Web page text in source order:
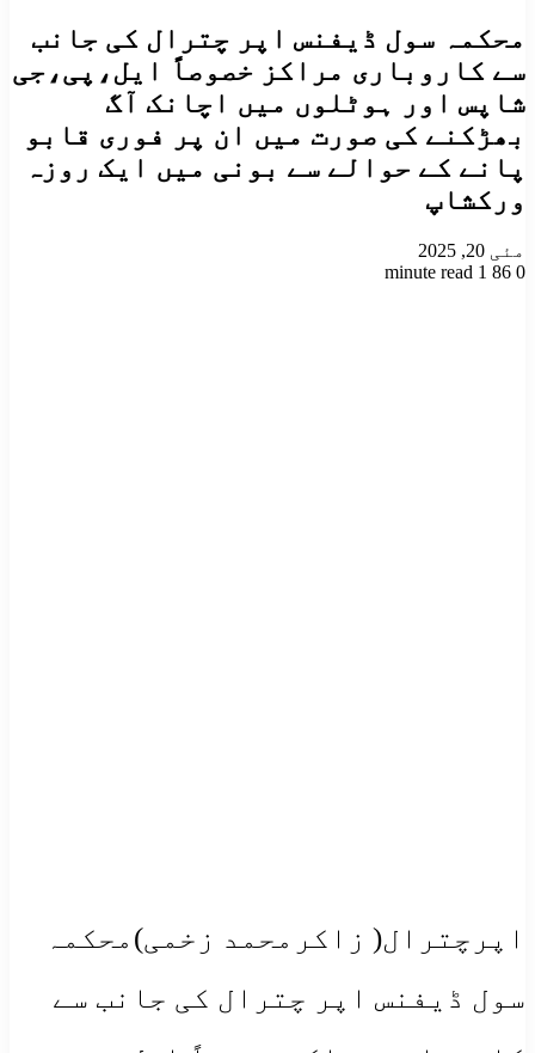
محکمہ سول ڈیفنس اپر چترال کی جانب
سے کاروباری مراکز خصوصاً ایل،پی،جی
شاپس اور ہوٹلوں میں اچانک آگ
بھڑکنے کی صورت میں ان پر فوری قابو
پانے کے حوالے سے بونی میں ایک روزہ
ورکشاپ
مئی 20, 2025
0
1 minute read
اپرچترال( زاکرمحمد زخمی)محکمہ
سول ڈیفنس اپر چترال کی جانب سے